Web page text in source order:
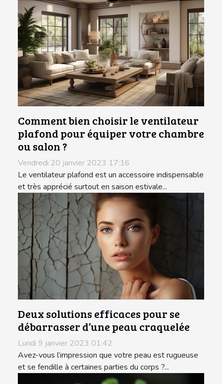
Comment bien choisir le ventilateur
plafond pour équiper votre chambre
ou salon ?
Vendredi 20 janvier 2023 17:16
Le ventilateur plafond est un accessoire indispensable
et très apprécié surtout en saison estivale...
Deux solutions efficaces pour se
débarrasser d’une peau craquelée
Lundi 9 janvier 2023 01:42
Avez-vous l’impression que votre peau est rugueuse
et se fendille à certaines parties du corps ?...